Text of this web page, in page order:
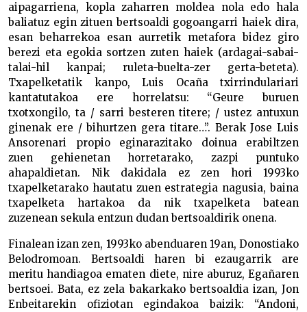
aipagarriena, kopla zaharren moldea nola edo hala
baliatuz egin zituen bertsoaldi gogoangarri haiek dira,
esan beharrekoa esan aurretik metafora bidez giro
berezi eta egokia sortzen zuten haiek (ardagai-sabai-
talai-hil kanpai; ruleta-buelta-zer gerta-beteta).
Txapelketatik kanpo, Luis Ocaña txirrindulariari
kantatutakoa ere horrelatsu: “Geure buruen
txotxongilo, ta / sarri besteren titere; / ustez antuxun
ginenak ere / bihurtzen gera titare…”. Berak Jose Luis
Ansorenari propio eginarazitako doinua erabiltzen
zuen gehienetan horretarako, zazpi puntuko
ahapaldietan. Nik dakidala ez zen hori 1993ko
txapelketarako hautatu zuen estrategia nagusia, baina
txapelketa hartakoa da nik txapelketa batean
zuzenean sekula entzun dudan bertsoaldirik onena.
Finalean izan zen, 1993ko abenduaren 19an, Donostiako
Belodromoan. Bertsoaldi haren bi ezaugarrik are
meritu handiagoa ematen diete, nire aburuz, Egañaren
bertsoei. Bata, ez zela bakarkako bertsoaldia izan, Jon
Enbeitarekin ofiziotan egindakoa baizik: “Andoni,